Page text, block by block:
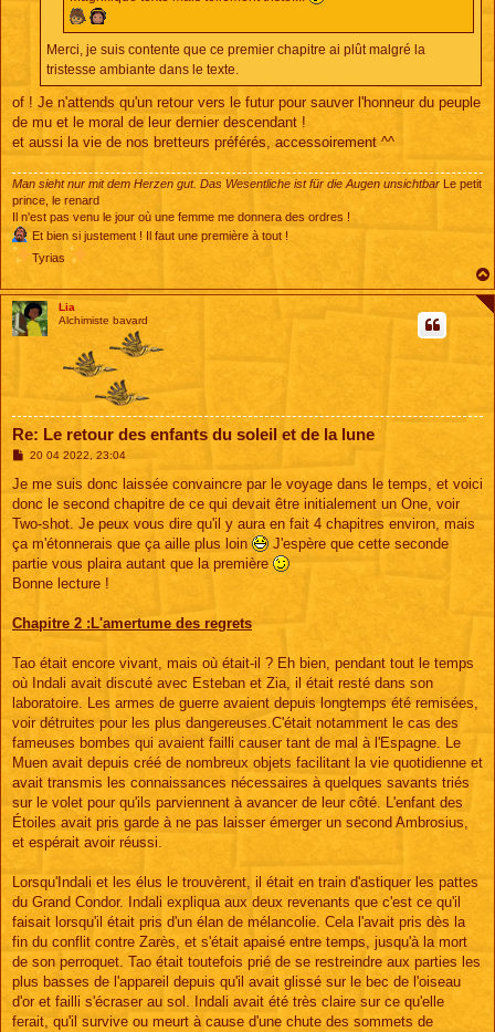
Merci, je suis contente que ce premier chapitre ai plût malgré la
tristesse ambiante dans le texte.
of ! Je n'attends qu'un retour vers le futur pour sauver l'honneur du peuple
de mu et le moral de leur dernier descendant !
et aussi la vie de nos bretteurs préférés, accessoirement ^^
Man sieht nur mit dem Herzen gut. Das Wesentliche ist für die Augen unsichtbar Le petit
prince, le renard
Il n'est pas venu le jour où une femme me donnera des ordres !
Et bien si justement ! Il faut une première à tout !
Tyrias
Lia
Alchimiste bavard
Re: Le retour des enfants du soleil et de la lune
M
s
a
g
20 04 2022, 23:04
Je me suis donc laissée convaincre par le voyage dans le temps, et voici
donc le second chapitre de ce qui devait être initialement un One, voir
Two-shot. Je peux vous dire qu'il y aura en fait 4 chapitres environ, mais
ça m'étonnerais que ça aille plus loin
J'espère que cette seconde
partie vous plaira autant que la première
Bonne lecture !
Chapitre 2 :L'amertume des regrets
Tao était encore vivant, mais où était-il ? Eh bien, pendant tout le temps
où Indali avait discuté avec Esteban et Zia, il était resté dans son
laboratoire. Les armes de guerre avaient depuis longtemps été remisées,
voir détruites pour les plus dangereuses.C'était notamment le cas des
fameuses bombes qui avaient failli causer tant de mal à l'Espagne. Le
Muen avait depuis créé de nombreux objets facilitant la vie quotidienne et
avait transmis les connaissances nécessaires à quelques savants triés
sur le volet pour qu'ils parviennent à avancer de leur côté. L'enfant des
Étoiles avait pris garde à ne pas laisser émerger un second Ambrosius,
et espérait avoir réussi.
Lorsqu'Indali et les élus le trouvèrent, il était en train d'astiquer les pattes
du Grand Condor. Indali expliqua aux deux revenants que c'est ce qu'il
faisait lorsqu'il était pris d'un élan de mélancolie. Cela l'avait pris dès la
fin du conflit contre Zarès, et s'était apaisé entre temps, jusqu'à la mort
de son perroquet. Tao était toutefois prié de se restreindre aux parties les
plus basses de l'appareil depuis qu'il avait glissé sur le bec de l'oiseau
d'or et failli s'écraser au sol. Indali avait été très claire sur ce qu'elle
ferait, qu'il survive ou meurt à cause d'une chute des sommets de